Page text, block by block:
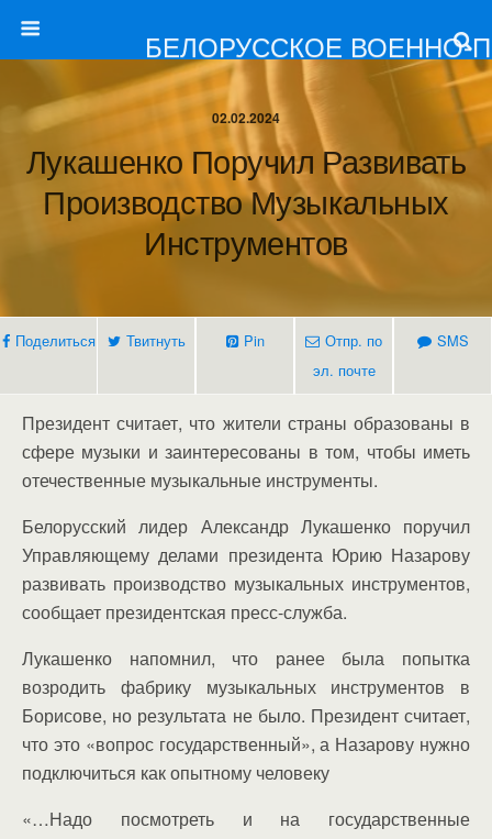
БЕЛОРУССКОЕ ВОЕННО-
02.02.2024
Лукашенко Поручил Развивать
Производство Музыкальных
Инструментов
Поделиться Твитнуть Pin
Отпр. по
эл. почте
SMS
Президент считает, что жители страны образованы в
сфере музыки и заинтересованы в том, чтобы иметь
отечественные музыкальные инструменты.
Белорусский лидер Александр Лукашенко поручил
Управляющему делами президента Юрию Назарову
развивать производство музыкальных инструментов,
сообщает президентская пресс-служба.
Лукашенко напомнил, что ранее была попытка
возродить фабрику музыкальных инструментов в
Борисове, но результата не было. Президент считает,
что это «вопрос государственный», а Назарову нужно
подключиться как опытному человеку
«…Надо посмотреть и на государственные